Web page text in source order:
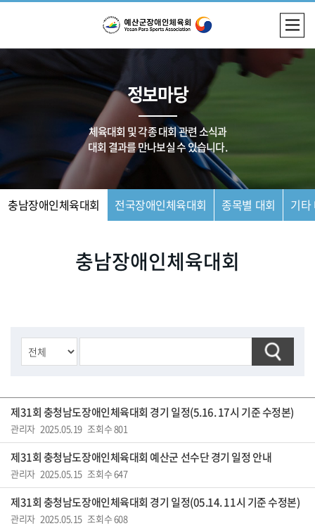
정보마당
체육대회 및 각종 대회 관련 소식과
대회 결과를 만나보실 수 있습니다.
충남장애인체육대회 전국장애인체육대회 종목별 대회 기타
충남장애인체육대회
제31회 충청남도장애인체육대회 경기 일정(5.16. 17시 기준 수정본)
관리자 2025.05.19 조회수 801
제31회 충청남도장애인체육대회 예산군 선수단 경기 일정 안내
관리자 2025.05.15 조회수 647
제31회 충청남도장애인체육대회 경기 일정(05.14. 11시 기준 수정본)
관리자 2025.05.15 조회수 608